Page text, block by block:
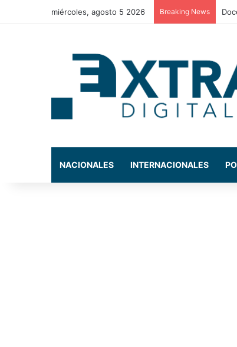
miércoles, agosto 5 2026 Breaking News La
NACIONALES INTERNACIONALES